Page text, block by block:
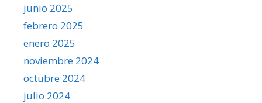
junio 2025
febrero 2025
enero 2025
noviembre 2024
octubre 2024
julio 2024